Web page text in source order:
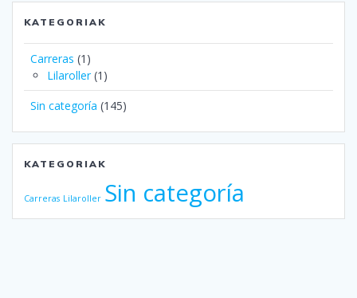
KATEGORIAK
Carreras (1)
Lilaroller(1)
Sin categoría (145)
KATEGORIAK
Carreras Lilaroller Sin categoría